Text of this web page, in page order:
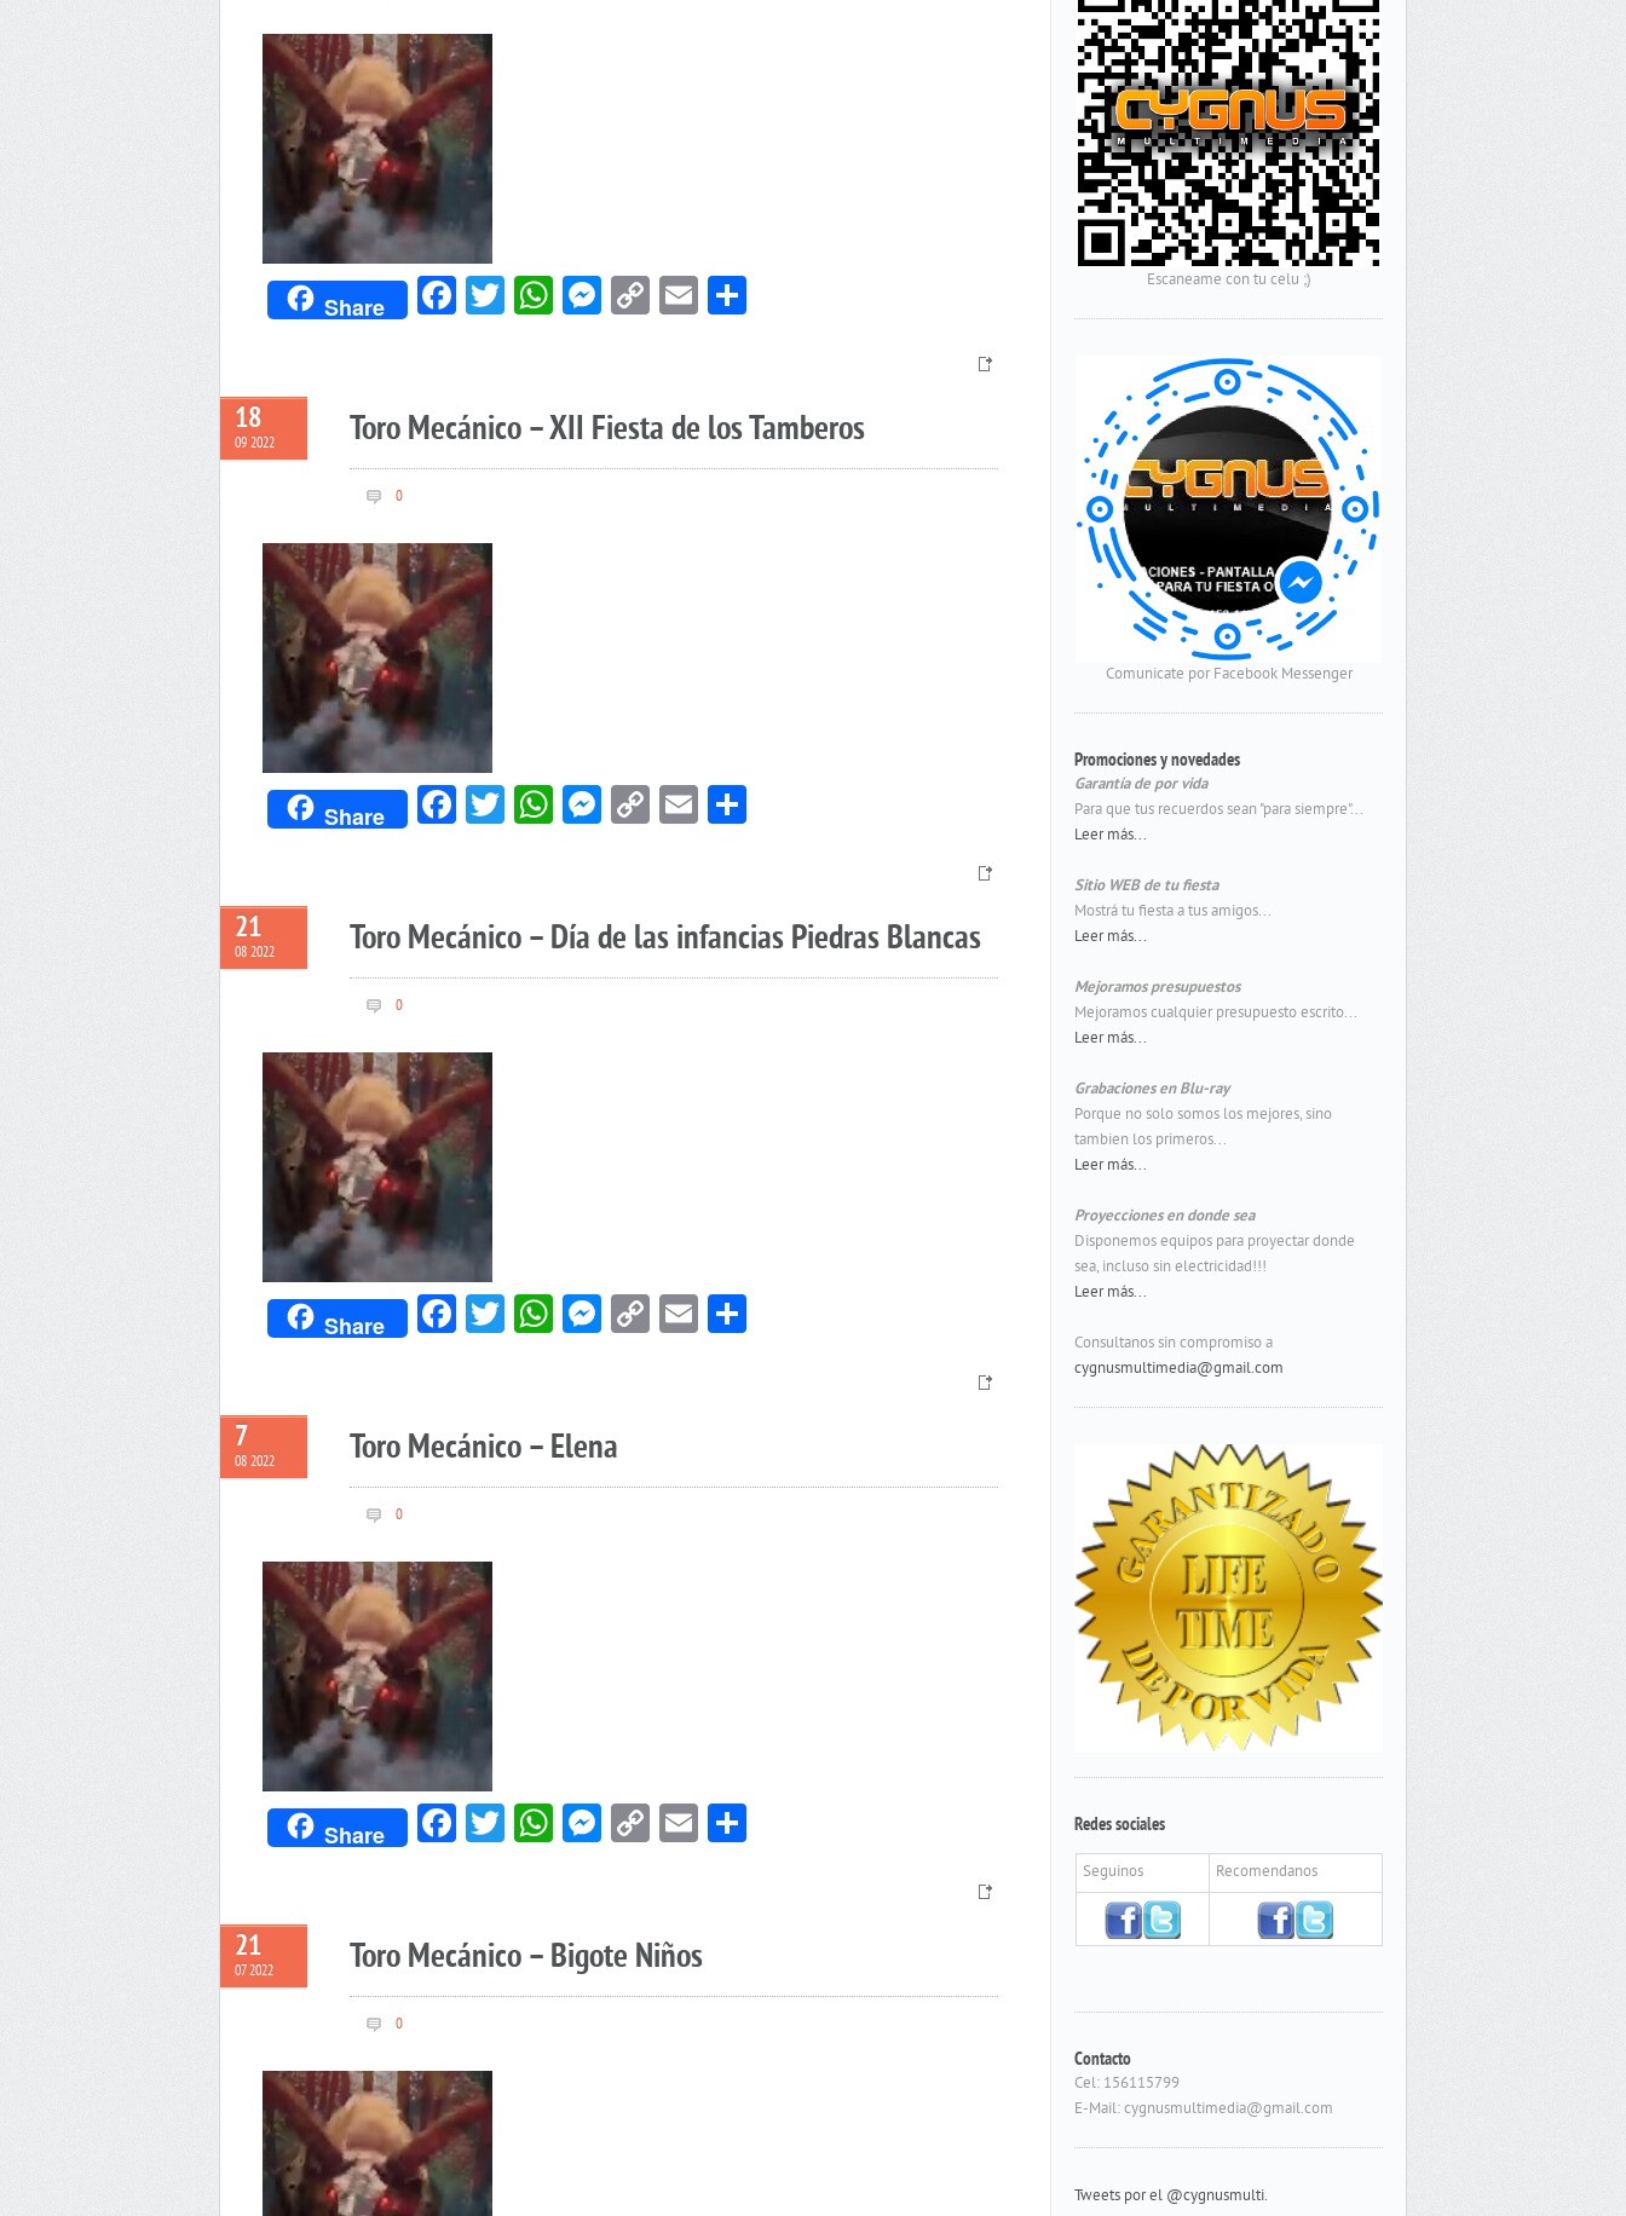
Share Facebook
Twitter
WhatsApp
Messenger
CopyEmail
18
09 2022 Toro Mecánico – XII Fiesta de los Tamberos
0
Share Facebook
Twitter
WhatsApp
Messenger
CopyEmail
21
08 2022 Toro Mecánico – Día de las infancias Piedras Blancas
0
Share Facebook
Twitter
WhatsApp
Messenger
CopyEmail
7
08 2022 Toro Mecánico – Elena
0
Share Facebook
Twitter
WhatsApp
Messenger
CopyEmail
21
07 2022 Toro Mecánico – Bigote Niños
0
Escaneame con tu celu ;)
Comunicate por Facebook Messenger
Promociones y novedades
Garantía de por vida
Para que tus recuerdos sean "para siempre"...
Leer más...
Sitio WEB de tu fiesta
Mostrá tu fiesta a tus amigos...
Leer más...
Mejoramos presupuestos
Mejoramos cualquier presupuesto escrito...
Leer más...
Grabaciones en Blu-ray
Porque no solo somos los mejores, sino
tambien los primeros...
Leer más...
Proyecciones en donde sea
Disponemos equipos para proyectar donde
sea, incluso sin electricidad!!!
Leer más...
Consultanos sin compromiso a
cygnusmultimedia@gmail.com
Redes sociales
Seguinos Recomendanos
Contacto
Cel: 156115799
E-Mail: cygnusmultimedia@gmail.com
Tweets por el @cygnusmulti.